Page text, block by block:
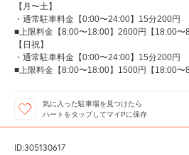
【月〜土】
・通常駐車料金【0:00〜24:00】15分200円
■上限料金【8:00〜18:00】2600円【18:00〜
【日祝】
・通常駐車料金【0:00〜24:00】15分200円
■上限料金【8:00〜18:00】1500円【18:00〜
気に入った駐車場を見つけたら
ハートをタップしてマイPに保存
ID:305130617